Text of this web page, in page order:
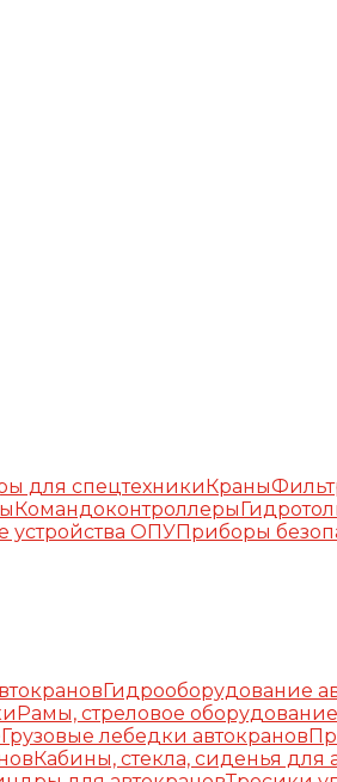
для спецтехникиКраны
Командоконтроллеры
устройства ОПУПриборы
Гидрооборудование
Рамы, стреловое оборудование
Грузовые лебедки автокранов
Кабины, стекла, сиденья для